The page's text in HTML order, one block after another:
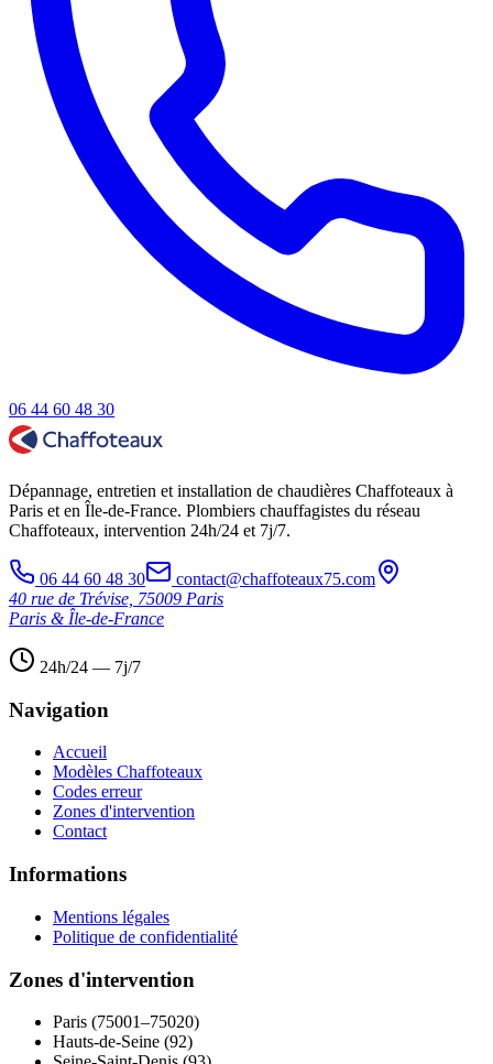
06 44 60 48 30
Dépannage, entretien et installation de chaudières Chaffoteaux à
Paris et en Île-de-France. Plombiers chauffagistes du réseau
Chaffoteaux, intervention 24h/24 et 7j/7.
06 44 60 48 30
contact@chaffoteaux75.com
40 rue de Trévise, 75009 Paris
Paris & Île-de-France
24h/24 — 7j/7
Navigation
Accueil
Modèles Chaffoteaux
Codes erreur
Zones d'intervention
Contact
Informations
Mentions légales
Politique de confidentialité
Zones d'intervention
Paris (75001–75020)
Hauts-de-Seine (92)